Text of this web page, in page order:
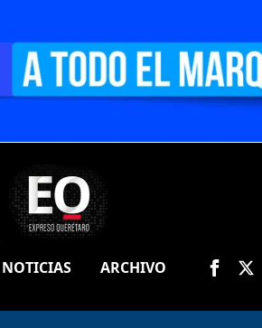
NOTICIAS ARCHIVO